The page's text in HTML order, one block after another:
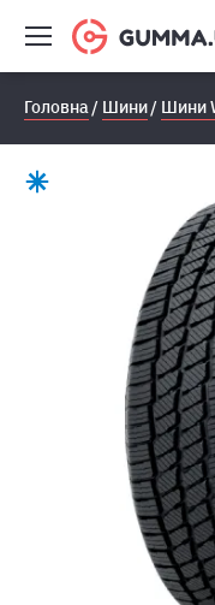
Головна Шини Шини